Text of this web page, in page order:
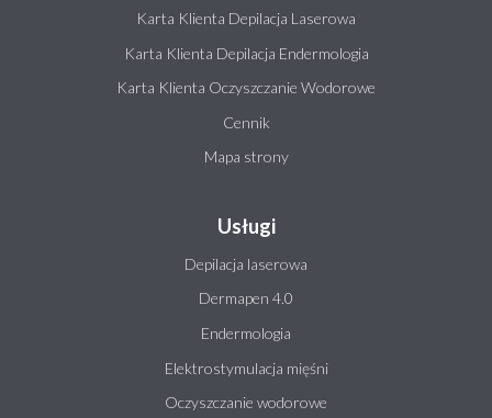
Karta Klienta Depilacja Laserowa
Karta Klienta Depilacja Endermologia
Karta Klienta Oczyszczanie Wodorowe
Cennik
Mapa strony
Usługi
Depilacja laserowa
Dermapen 4.0
Endermologia
Elektrostymulacja mięśni
Oczyszczanie wodorowe